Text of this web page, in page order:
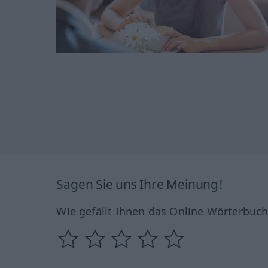
Sagen Sie uns Ihre Meinung!
Wie gefällt Ihnen das Online